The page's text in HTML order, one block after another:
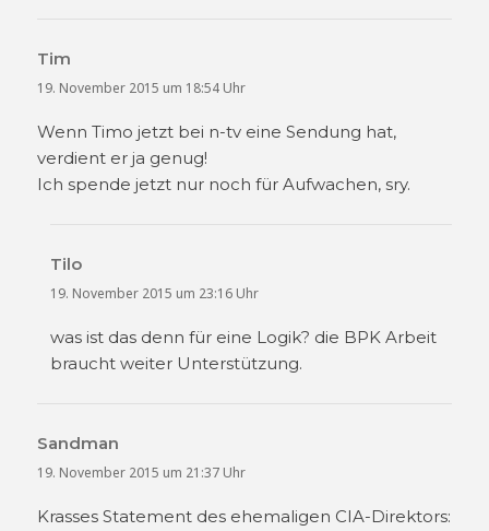
Tim
19. November 2015 um 18:54 Uhr
Wenn Timo jetzt bei n-tv eine Sendung hat,
verdient er ja genug!
Ich spende jetzt nur noch für Aufwachen, sry.
Tilo
19. November 2015 um 23:16 Uhr
was ist das denn für eine Logik? die BPK Arbeit
braucht weiter Unterstützung.
Sandman
19. November 2015 um 21:37 Uhr
Krasses Statement des ehemaligen CIA-Direktors: